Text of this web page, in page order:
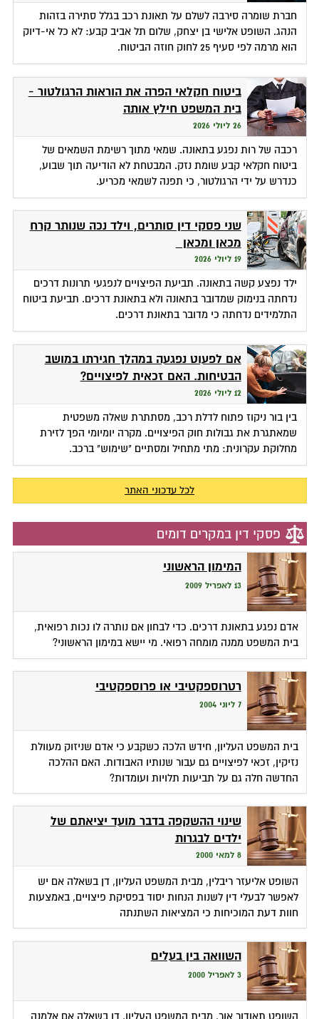
חברת שומרה סירבה לשלם על תאונת רכב בגלל סתירה בזהות
הנהג. השופט אלישי בן יצחק, שלום תל אביב קבע: לא כל אי-דיוק
הוא מרמה לפי סעיף 25 לחוק חוזה הביטוח.
ביטוח חקלאי הפרה את הוראות הרגולטור -
בית המשפט חילץ אותה
26 ליולי 2026
רכבה של רות נפגע בתאונה. שמאי מתוך רשימת השמאים של
ביטוח חקלאי קבע שומת נזק. המבטחת לא הודיעה תוך שבוע,
כנדרש על ידי הרגולטור, כי תפנה לשמאי מכריע.
שני פסקי דין סותרים, וילד נכה שנותר קרח
מכאן ומכאן
19 ליולי 2026
ילד נפצע קשה בתאונה. תביעת הפיצויים לנפגעי תרונות דרכים
נדחתה בנימוק שמדובר בתאונה ולא בתאונת דרכים. תביעת ביטוח
התלמידים נדחתה כי מדובר בתאונת דרכים.
אם לפעוט נפגעה במהלך חגירתו במושב
הבטיחות. האם זכאית לפיצויים?
12 ליולי 2026
בין בור ניקוז פתוח לדלת רכב, מסתתרת שאלה משפטית
שמאתגרת את גבולות חוק הפיצויים. מקרה יומיומי הפך לזירת
מחלוקת עקרונית: מתי מתחיל ומסתיים "שימוש" ברכב.
לכל עדכוני האתר
פסקי דין במקרים דומים
המימון הראשוני
13 לאפריל 2009
אדם נפגע בתאונת דרכים. כדי לבחון אם נותרה לו נכות רפואית,
בית המשפט ממנה מומחה רפואי. מי יישא במימון הראשוני?
רטרוספקטיבי או פרוספקטיבי
7 ליוני 2004
בית המשפט העליון, חידש הלכה כשקבע כי אדם שניזוק מעוולת
נזיקין, זכאי לפיצויים גם עבור שנותיו האבודות. האם ההלכה
החדשה חלה גם על תביעות תלויות ועומדות?
שינוי ההשקפה בדבר מועד יציאתם של
ילדים לבגרות
8 למאי 2000
השופט אליעזר ריבלין, מבית המשפט העליון, דן בשאלה אם יש
לאפשר לבעלי דין לשנות הנחות יסוד בפסיקת פיצויים, באמצעות
חוות דעת המוכיחות כי המציאות השתנתה
השוואה בין בעלים
3 לאפריל 2000
השופט תאודור אור, מבית המשפט העליון, דן בשאלה אם אלמנה